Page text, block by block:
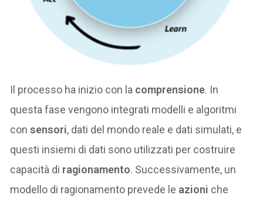
Il processo ha inizio con la comprensione. In
questa fase vengono integrati modelli e algoritmi
consensori, dati del mondo reale e dati simulati, e
questi insiemi di dati sono utilizzati per costruire
capacità di ragionamento. Successivamente, un
modello di ragionamento prevede le azioni che